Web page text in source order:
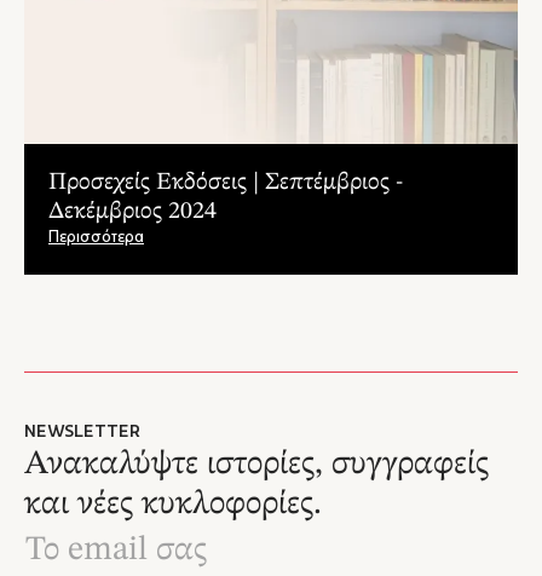
Προσεχείς Εκδόσεις | Σεπτέμβριος -
Δεκέμβριος 2024
Περισσότερα
NEWSLETTER
Ανακαλύψτε ιστορίες, συγγραφείς
και νέες κυκλοφορίες.